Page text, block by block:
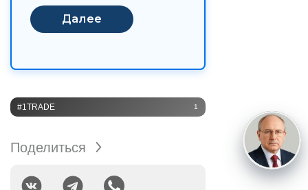
#1TRADE 1
Поделиться